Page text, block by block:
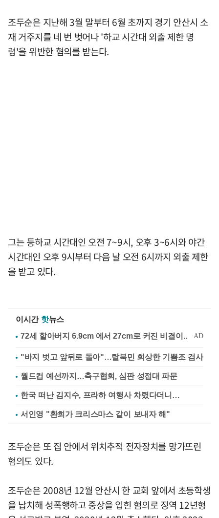
조두순은 지난해 3월 말부터 6월 초까지 경기 안산시 소
재 거주지를 네 번 벗어나 '하교 시간대 외출 제한 명
령'을 위반한 혐의를 받는다.
그는 등하교 시간대인 오전 7~9시, 오후 3~6시와 야간
시간대인 오후 9시부터 다음 날 오전 6시까지 외출 제한
을 받고 있다.
이시간 핫뉴스
"바지 벗고 앞뒤로 돌아"…탈북민 회상한 기쁨조 검사
월드컵 예선까지…축구협회, 심판 성접대 파문
한국 떠난 김지수, 프라하 여행사 차렸다더니…
서인영 "환희가 크리스마스 같이 보내자 해"
조두순은 또 집 안에서 위치추적 전자장치를 망가뜨린
혐의도 있다.
조두순은 2008년 12월 안산시 한 교회 앞에서 초등학생
을 납치해 성폭행하고 중상을 입힌 혐의로 징역 12년형